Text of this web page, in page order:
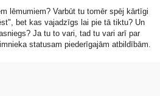
lēmumiem? Varbūt tu tomēr spēj kārtīgi
bet kas vajadzīgs lai pie tā tiktu? Un
Ja tu to vari, tad tu vari arī par
statusam piederīgajām atbildībām.